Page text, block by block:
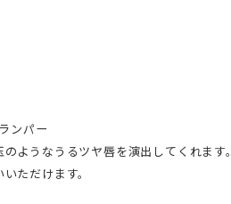
ンパー
ようなうるツヤ唇を演出してくれます。
ただけます。